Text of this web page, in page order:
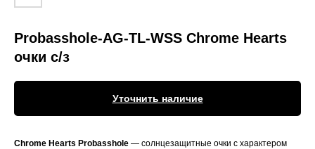
Probasshole-AG-TL-WSS Chrome Hearts
очки с/з
Уточнить наличие
Chrome Hearts Probasshole — солнцезащитные очки с характером